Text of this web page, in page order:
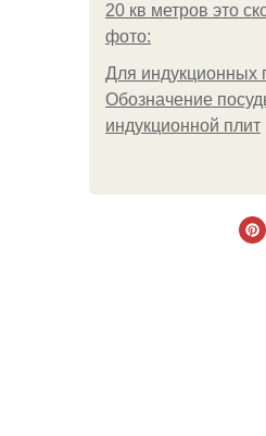
20 кв метров это
фото:
Для индукционных
Обозначение
индукционной плит